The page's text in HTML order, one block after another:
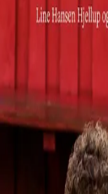
Bokmål, 2022
Sendes fra oss i
Fri frakt på
Bestill